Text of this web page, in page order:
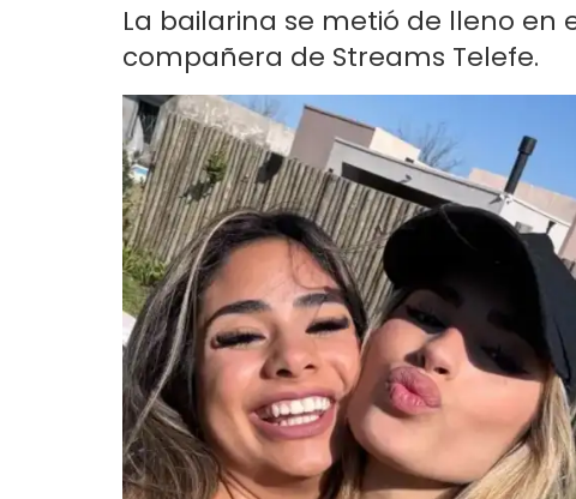
La bailarina se metió de lleno en
compañera de Streams Telefe.